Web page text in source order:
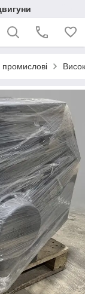
промислові